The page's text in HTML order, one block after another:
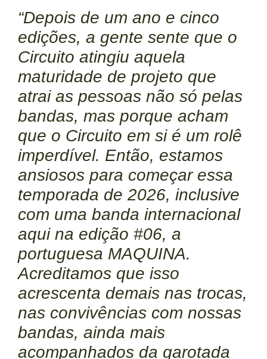
“Depois de um ano e cinco
edições, a gente sente que o
Circuito atingiu aquela
maturidade de projeto que
atrai as pessoas não só pelas
bandas, mas porque acham
que o Circuito em si é um rolê
imperdível. Então, estamos
ansiosos para começar essa
temporada de 2026, inclusive
com uma banda internacional
aqui na edição #06, a
portuguesa MAQUINA.
Acreditamos que isso
acrescenta demais nas trocas,
nas convivências com nossas
bandas, ainda mais
acompanhados da garotada